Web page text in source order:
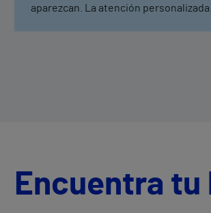
aparezcan. La atención personalizada
Encuentra